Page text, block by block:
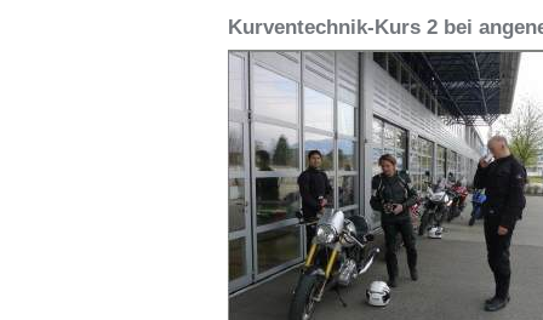
Kurventechnik-Kurs 2 bei